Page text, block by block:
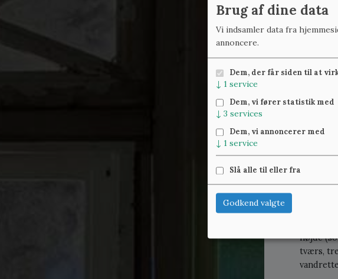
Der
lave. I
Noget af
pustes
ender
størrelse
højde
tværs,
Brug af dine data
Vi indsamler data fra
annoncere.
Dem, der får siden til at
↓ 1 service
Dem, vi fører statistik med
↓ 3 services
Dem, vi annoncerer med
↓ 1 service
Slå alle til eller fra
Godkend valgte